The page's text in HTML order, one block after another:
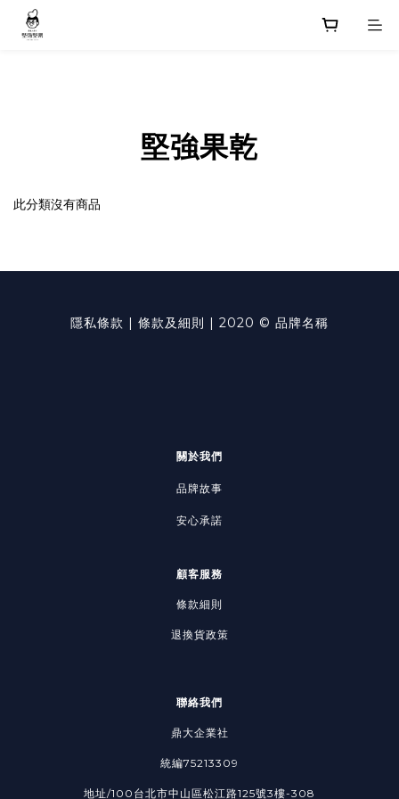
堅強果乾
此分類沒有商品
隱私條款 | 條款及細則 | 2020 © 品牌名稱
關於我們
品牌故事
安心承諾
顧客服務
條款細則
退換貨政策
聯絡我們
鼎大企業社
統編75213309
地址/100台北市中山區松江路125號3樓-308